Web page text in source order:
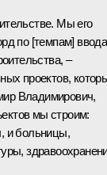
Мы его
по [темпам] ввода
–
проектов,
Владимирович,
мы строим:
и больницы,